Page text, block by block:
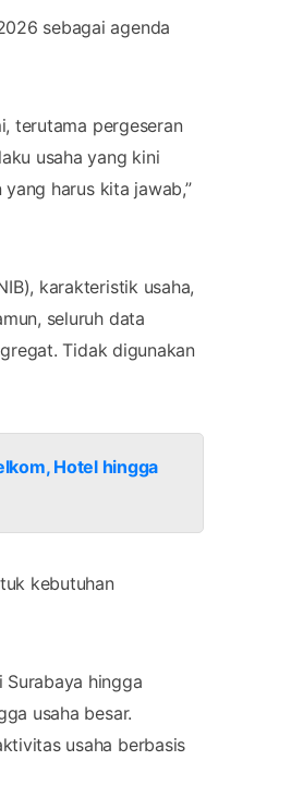
sebagai agenda
terutama pergeseran
usaha yang kini
harus kita jawab,”
karakteristik usaha,
seluruh data
Tidak digunakan
Hotel hingga
kebutuhan
Surabaya hingga
usaha besar.
usaha berbasis